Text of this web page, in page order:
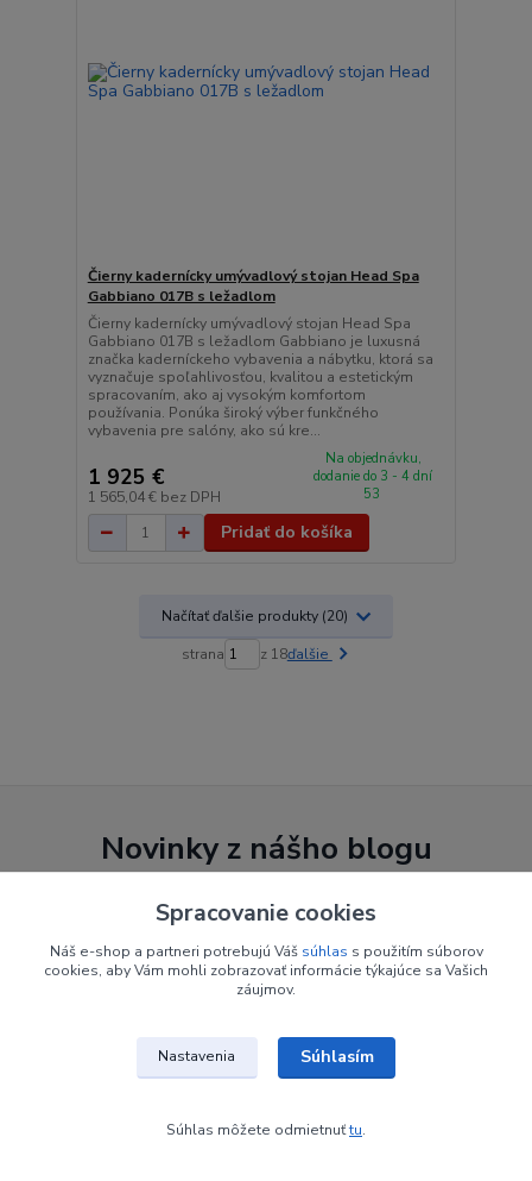
Čierny kadernícky umývadlový stojan Head Spa
Gabbiano 017B s ležadlom
Čierny kadernícky umývadlový stojan Head Spa
Gabbiano 017B s ležadlom Gabbiano je luxusná
značka kaderníckeho vybavenia a nábytku, ktorá sa
vyznačuje spoľahlivosťou, kvalitou a estetickým
spracovaním, ako aj vysokým komfortom
používania. Ponúka široký výber funkčného
vybavenia pre salóny, ako sú kre...
1 925 €
1 565,04 € bez DPH
Na objednávku,
dodanie do 3 - 4 dní
53
Pridať do košíka
Načítať ďalšie produkty (20)
strana z 18ďalšie
Novinky z nášho blogu
Spracovanie cookies
Náš e-shop a partneri potrebujú Váš súhlas s použitím súborov
cookies, aby Vám mohli zobrazovať informácie týkajúce sa Vašich
záujmov.
Nastavenia Súhlasím
Súhlas môžete odmietnuťtu.